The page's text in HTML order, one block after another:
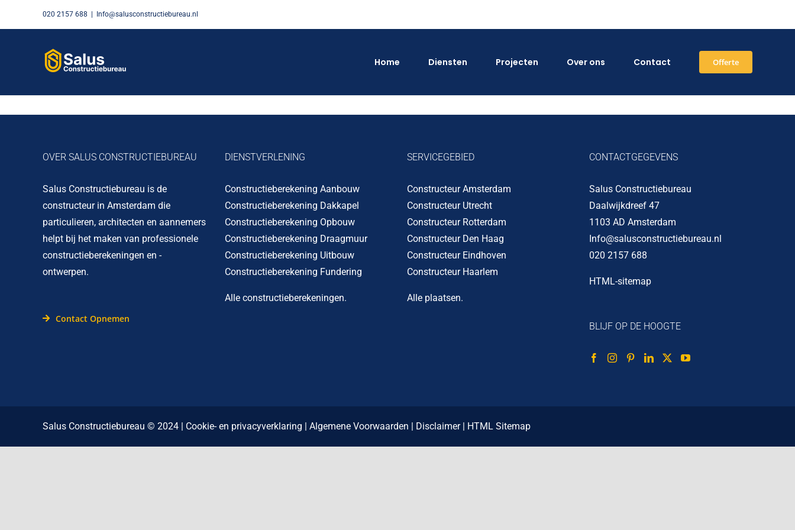
020 2157 688 Info@salusconstructiebureau.nl
Home Diensten Projecten Over ons Contact Offerte
OVER SALUS CONSTRUCTIEBUREAU
Salus Constructiebureau is de
constructeur in Amsterdam die
particulieren, architecten en aannemers
helpt bij het maken van professionele
constructieberekeningen en -
ontwerpen.
Contact Opnemen
DIENSTVERLENING
Constructieberekening Aanbouw
Constructieberekening Dakkapel
Constructieberekening Opbouw
Constructieberekening Draagmuur
Constructieberekening Uitbouw
Constructieberekening Fundering
Alle constructieberekeningen.
SERVICEGEBIED
Constructeur Amsterdam
Constructeur Utrecht
Constructeur Rotterdam
Constructeur Den Haag
Constructeur Eindhoven
Constructeur Haarlem
Alle plaatsen.
CONTACTGEGEVENS
Salus Constructiebureau
Daalwijkdreef 47
1103 AD Amsterdam
Info@salusconstructiebureau.nl
020 2157 688
HTML-sitemap
BLIJF OP DE HOOGTE
Salus Constructiebureau © 2024 | Cookie- en privacyverklaring | Algemene Voorwaarden | Disclaimer| HTML Sitemap